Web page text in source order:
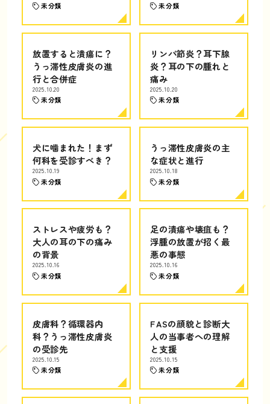
未分類 未分類
放置すると潰瘍に？
うっ滞性皮膚炎の進
行と合併症
2025.10.20
未分類
リンパ節炎？耳下腺
炎？耳の下の腫れと
痛み
2025.10.20
未分類
犬に噛まれた！まず
何科を受診すべき？
2025.10.19
未分類
うっ滞性皮膚炎の主
な症状と進行
2025.10.18
未分類
ストレスや疲労も？
大人の耳の下の痛み
の背景
2025.10.16
未分類
足の潰瘍や壊疽も？
浮腫の放置が招く最
悪の事態
2025.10.16
未分類
皮膚科？循環器内
科？うっ滞性皮膚炎
の受診先
2025.10.15
未分類
FASの顔貌と診断大
人の当事者への理解
と支援
2025.10.15
未分類